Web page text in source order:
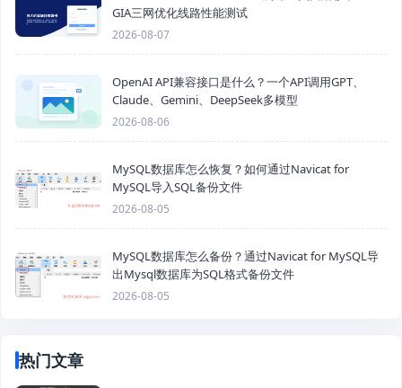
GIA三网优化线路性能测试
2026-08-07
OpenAI API兼容接口是什么？一个API调用GPT、
Claude、Gemini、DeepSeek多模型
2026-08-06
MySQL数据库怎么恢复？如何通过Navicat for
MySQL导入SQL备份文件
2026-08-05
MySQL数据库怎么备份？通过Navicat for MySQL导
出Mysql数据库为SQL格式备份文件
2026-08-05
热门文章